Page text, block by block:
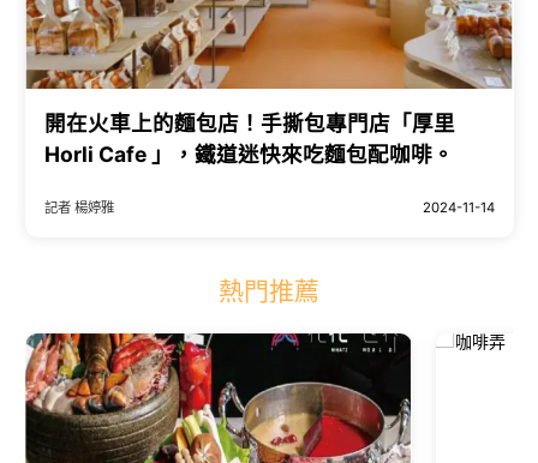
開在火車上的麵包店！手撕包專門店「厚里
Horli Cafe 」，鐵道迷快來吃麵包配咖啡。
記者 楊婷雅 2024-11-14
熱門推薦